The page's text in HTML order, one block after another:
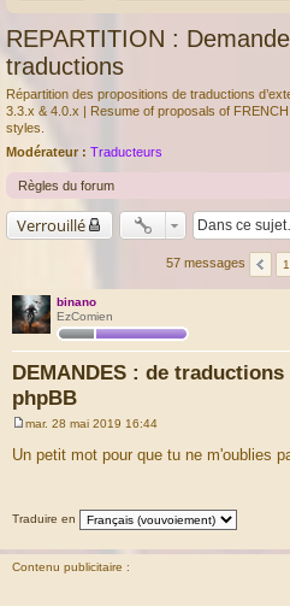
REPARTITION :
traductions
Répartition des propositions de traductions
3.3.x & 4.0.x | Resume of proposals of
styles.
Modérateur : Traducteurs
Règles du forum
Verrouillé
57 messages 1
binano
EzComien
DEMANDES : de
phpBB
s
e
mar. 28 mai 2019 16:44
Un petit mot pour que tu ne m'oublies
Traduire en
Contenu publicitaire :